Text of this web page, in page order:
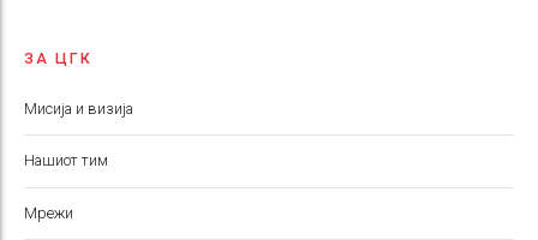
ЗА ЦГК
Мисија и визија
Нашиот тим
Мрежи